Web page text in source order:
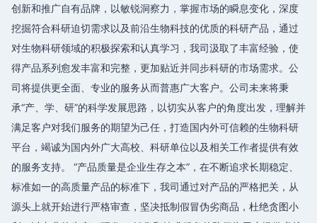
创新和推广自有品牌，以敏锐洞察力，掌握市场的瞬息变化，深度
挖掘符合科研迫切需求以及前沿生物科技的优质的科研产品，通过
对生物科研领域的积极探索和认真学习，我司汲取了丰富经验，使
得产品系列愈发丰富和完整，更加贴近并同步科研的市场需求。公
司将提供更全面、专业的服务从而普惠广大客户。公司未来将秉
承“产、学、研”的科学发展思路，以切实从客户的角度出发，理解并
满足客户对我们服务的期望为己任，打造国内外可信赖的生物科研
平台，竭诚为国内外广大高校、科研单位以及相关工作者提供有效
的服务支持。 “产品质量是企业生存之本”，在不断追求长期稳定、
标准如一的高质量产品的标准下，我司通过对产品的严格把关，从
源头上就开始进行严格审查，坚决抵制假冒伪劣商品，杜绝贪图小